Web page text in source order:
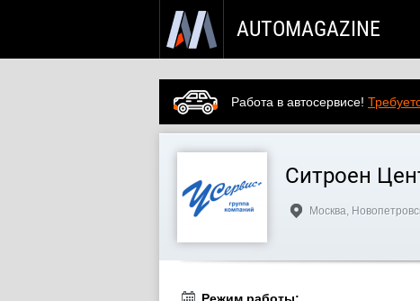
AUTOMAGAZINE
Работа в автосервисе!
Ситроен
Москва,